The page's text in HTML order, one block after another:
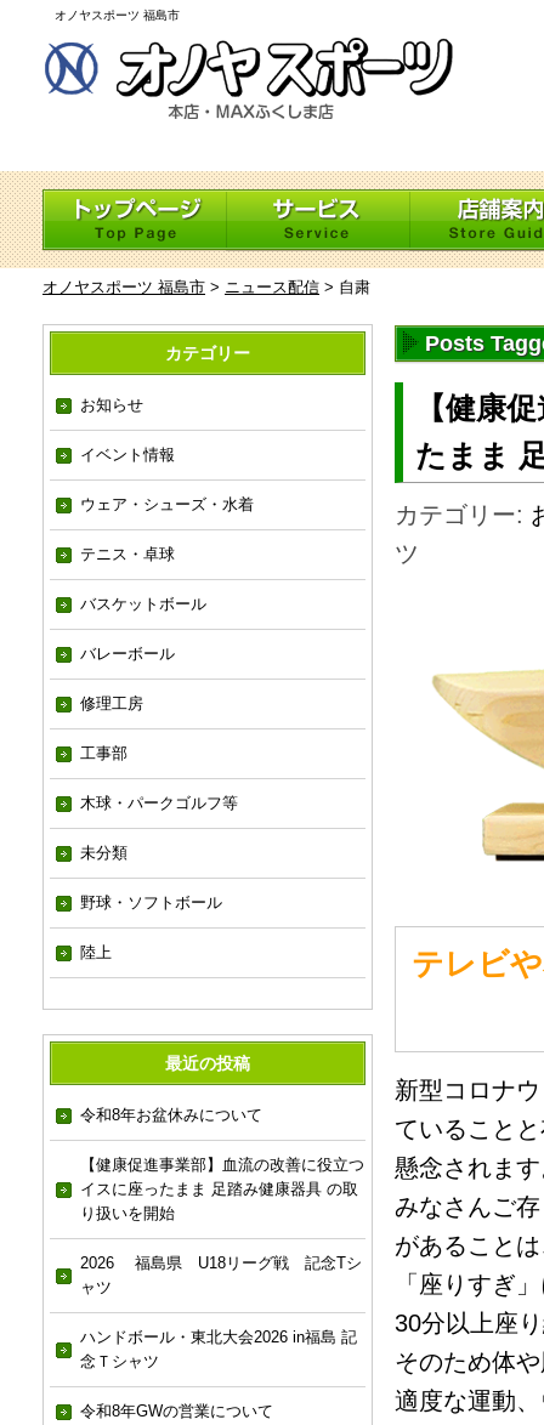
オノヤスポーツ 福島市
オノヤスポーツ 福島市 > ニュース配信 > 自粛
カテゴリー
お知らせ
イベント情報
ウェア・シューズ・水着
テニス・卓球
バスケットボール
バレーボール
修理工房
工事部
木球・パークゴルフ等
未分類
野球・ソフトボール
陸上
最近の投稿
令和8年お盆休みについて
【健康促進事業部】血流の改善に役立つ
イスに座ったまま 足踏み健康器具 の取
り扱いを開始
2026 福島県 U18リーグ戦 記念Tシ
ャツ
ハンドボール・東北大会2026 in福島 記
念Ｔシャツ
令和8年GWの営業について
Posts
【健康
たまま
カテゴリー:
ツ
テレビ
新型コロナ
ていること
懸念されま
みなさんご
があること
「座りすぎ
30分以上座
そのため体
適度な運動